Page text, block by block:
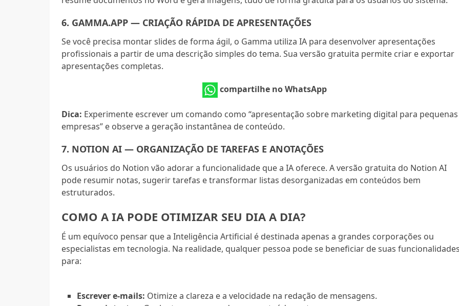
6. GAMMA.APP — CRIAÇÃO RÁPIDA DE APRESENTAÇÕES
Se você precisa montar slides de forma ágil, o Gamma utiliza IA para desenvolver apresentações
profissionais a partir de uma descrição simples do tema. Sua versão gratuita permite criar e exportar
apresentações completas.
compartilhe no WhatsApp
Dica: Experimente escrever um comando como “apresentação sobre marketing digital para pequenas
empresas” e observe a geração instantânea de conteúdo.
7. NOTION AI — ORGANIZAÇÃO DE TAREFAS E ANOTAÇÕES
Os usuários do Notion vão adorar a funcionalidade que a IA oferece. A versão gratuita do Notion AI
pode resumir notas, sugerir tarefas e transformar listas desorganizadas em conteúdos bem
estruturados.
COMO A IA PODE OTIMIZAR SEU DIA A DIA?
É um equívoco pensar que a Inteligência Artificial é destinada apenas a grandes corporações ou
especialistas em tecnologia. Na realidade, qualquer pessoa pode se beneficiar de suas
para:
Escrever e-mails: Otimize a clareza e a velocidade na redação de mensagens.